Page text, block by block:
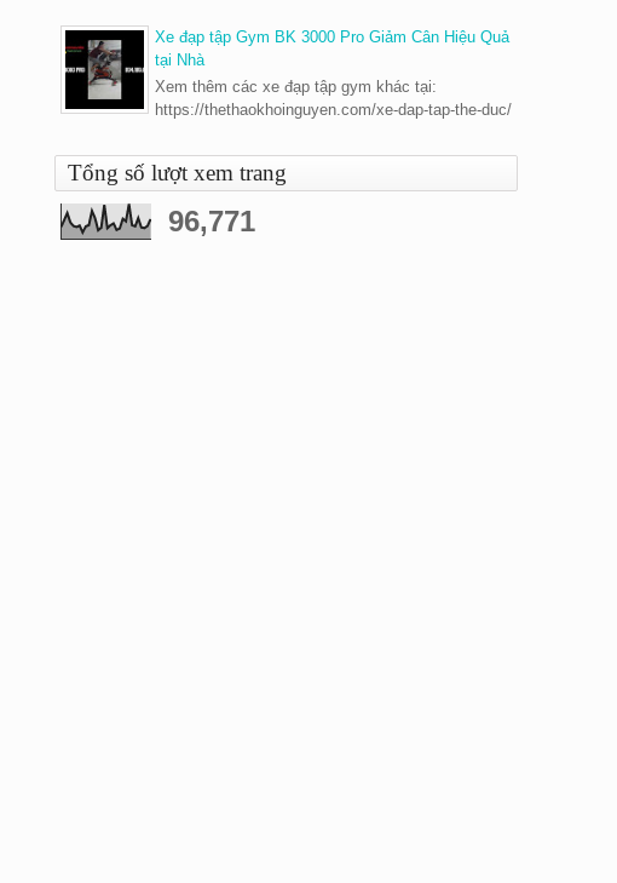
Xe đạp tập Gym BK 3000 Pro Giảm Cân Hiệu Quả
tại Nhà
Xem thêm các xe đạp tập gym khác tại:
https://thethaokhoinguyen.com/xe-dap-tap-the-duc/
Tổng số lượt xem trang
96,771